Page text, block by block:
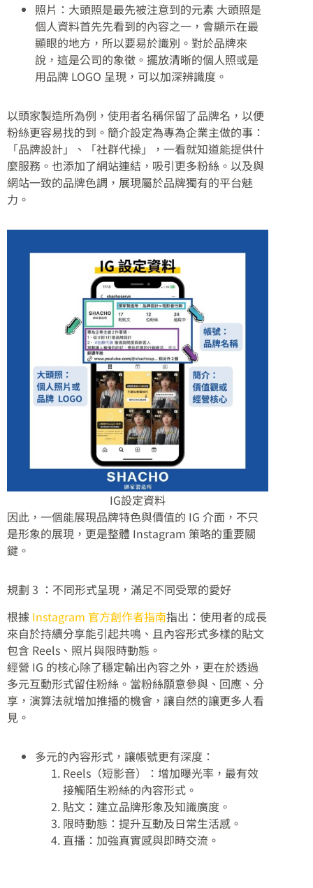
照片：大頭照是最先被注意到的元素 大頭照是
個人資料首先先看到的內容之一，會顯示在最
顯眼的地方，所以要易於識別。對於品牌來
說，這是公司的象徵。擺放清晰的個人照或是
用品牌 LOGO 呈現，可以加深辨識度。
以頭家製造所為例，使用者名稱保留了品牌名，以便
粉絲更容易找的到。簡介設定為專為企業主做的事：
「品牌設計」、「社群代操」，一看就知道能提供什
麼服務。也添加了網站連結，吸引更多粉絲。以及與
網站一致的品牌色調，展現屬於品牌獨有的平台魅
力。
IG設定資料
因此，一個能展現品牌特色與價值的 IG 介面，不只
是形象的展現，更是整體 Instagram 策略的重要關
鍵。
規劃 3 ：不同形式呈現，滿足不同受眾的愛好
根據 Instagram 官方創作者指南指出：使用者的成長
來自於持續分享能引起共鳴、且內容形式多樣的貼文
包含 Reels、照片與限時動態。
經營 IG 的核心除了穩定輸出內容之外，更在於透過
多元互動形式留住粉絲。當粉絲願意參與、回應、分
享，演算法就增加推播的機會，讓自然的讓更多人看
見。
多元的內容形式，讓帳號更有深度：
Reels（短影音）：增加曝光率，最有效
接觸陌生粉絲的內容形式。
貼文：建立品牌形象及知識廣度。
限時動態：提升互動及日常生活感。
直播：加強真實感與即時交流。